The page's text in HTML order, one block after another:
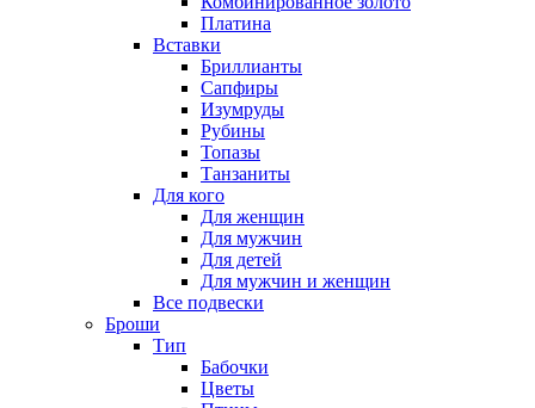
Платина
Вставки
Бриллианты
Сапфиры
Изумруды
Рубины
Топазы
Танзаниты
Для кого
Для женщин
Для мужчин
Для детей
Для мужчин и женщин
Все подвески
Броши
Тип
Бабочки
Цветы